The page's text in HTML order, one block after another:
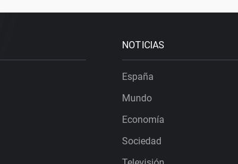
NOTICIAS
España
Mundo
Economía
Sociedad